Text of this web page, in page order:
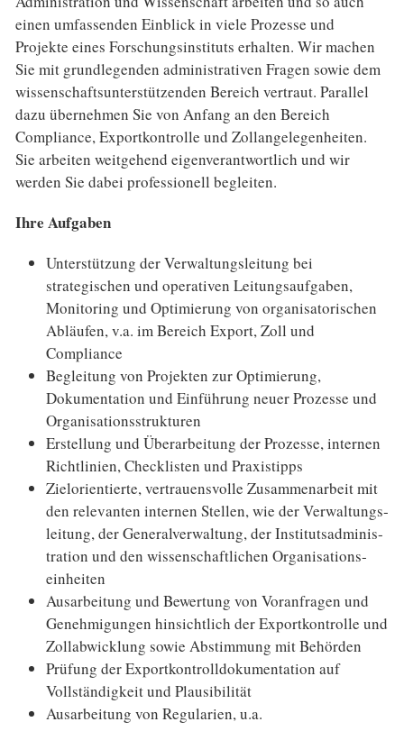
einen umfassenden Einblick in viele Prozesse und
Projekte eines For­schungs­instituts erhalten. Wir machen
Sie mit grund­legenden adminis­trativen Fragen sowie dem
wissen­schafts­unter­stützenden Bereich vertraut. Parallel
dazu über­nehmen Sie von An­fang an den Bereich
Compliance, Exportkontrolle und Zollangelegenheiten.
Sie arbeiten weitgehend eigen­ver­ant­wortlich und wir
werden Sie dabei professionell begleiten.
Ihre Aufgaben
Unterstützung der Verwaltungsleitung bei
strategischen und operativen Leitungsaufgaben,
Monitoring und Optimierung von organisatorischen
Abläufen, v.a. im Bereich Export, Zoll und
Compliance
Begleitung von Projekten zur Optimierung,
Dokumentation und Einführung neuer Prozesse und
Organi­sations­strukturen
Erstellung und Überarbeitung der Prozesse, internen
Richtlinien, Checklisten und Praxis­tipps
Zielorientierte, vertrauensvolle Zusammenarbeit mit
den relevanten internen Stellen, wie der Ver­waltungs­
leitung, der General­verwaltung, der Insti­tuts­adminis­
tration und den wissen­schaftlichen Organi­sations­
einheiten
Ausarbeitung und Bewertung von Voranfragen und
Genehmigungen hinsichtlich der Exportkontrolle und
Zollabwicklung sowie Abstimmung mit Behörden
Prüfung der Exportkontrolldokumentation auf
Vollständigkeit und Plausibilität
Ausarbeitung von Regularien, u.a.